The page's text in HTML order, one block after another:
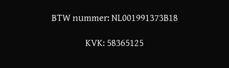
BTW nummer: NL001991373B18
KVK: 58365125